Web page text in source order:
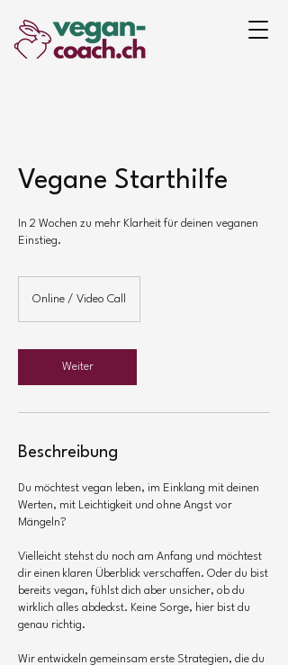
Vegane Starthilfe
In 2 Wochen zu mehr Klarheit für deinen veganen
Einstieg.
Online / Video Call
Weiter
Beschreibung
Du möchtest vegan leben, im Einklang mit deinen
Werten, mit Leichtigkeit und ohne Angst vor
Mängeln?
Vielleicht stehst du noch am Anfang und möchtest
dir einen klaren Überblick verschaffen. Oder du bist
bereits vegan, fühlst dich aber unsicher, ob du
wirklich alles abdeckst. Keine Sorge, hier bist du
genau richtig.
Wir entwickeln gemeinsam erste Strategien, die du